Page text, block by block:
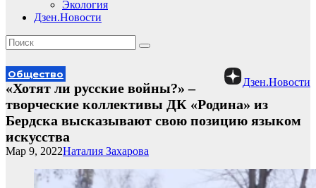
Экология
Дзен.Новости
Дзен.Новости
Общество
«Хотят ли русские войны?» –
творческие коллективы ДК «Родина» из
Бердска высказывают свою позицию языком
искусства
Наталия Захарова
Мар 9, 2022